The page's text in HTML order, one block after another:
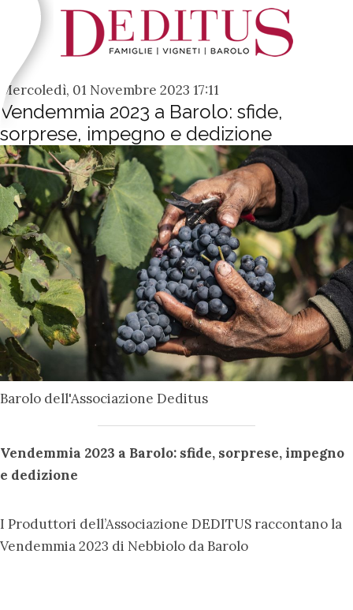
Mercoledì, 01 Novembre 2023 17:11
Vendemmia 2023 a Barolo: sfide,
sorprese, impegno e dedizione
Barolo dell'Associazione Deditus
Vendemmia 2023 a Barolo: sfide, sorprese, impegno
e dedizione
I Produttori dell’Associazione DEDITUS raccontano la
Vendemmia 2023 di Nebbiolo da Barolo